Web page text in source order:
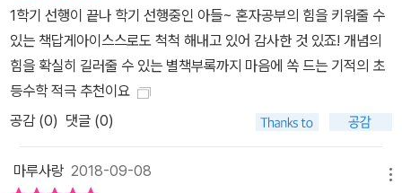
1학기 선행이 끝나 학기 선행중인 아들~ 혼자공부의 힘을 키워줄 수
있는 책답게아이스스로도 척척 해내고 있어 감사한 것 있죠! 개념의
힘을 확실히 길러줄 수 있는 별책부록까지 마음에 쏙 드는 기적의 초
등수학 적극 추천이요
공감 (0) 댓글 (0)
마루사랑 2018-09-08